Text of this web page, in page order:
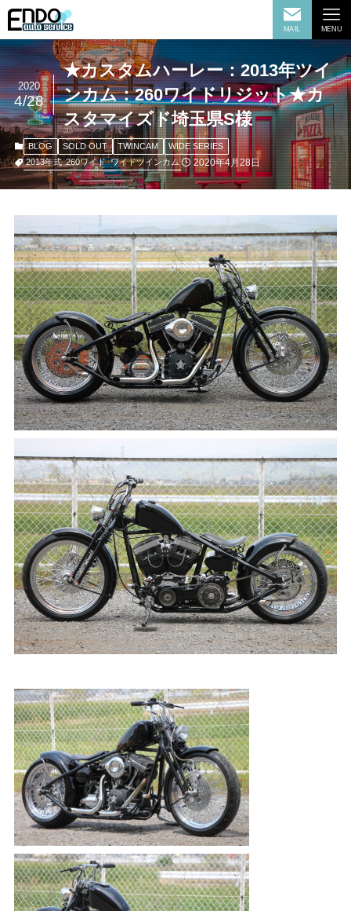
MAIL MENU
★カスタムハーレー：2013年ツイ
ンカム：260ワイドリジット★カ
スタマイズド埼玉県S様
2020
4/28
BLOG SOLD OUT TWINCAM
WIDE SERIES
2013年式 260ワイド ワイドツインカム 2020年4月28日